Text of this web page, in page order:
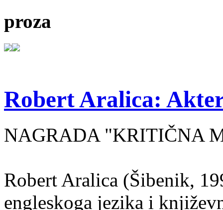
proza
Robert Aralica:
NAGRADA "KRITIČNA
Robert Aralica (Šibenik,
engleskoga jezika i